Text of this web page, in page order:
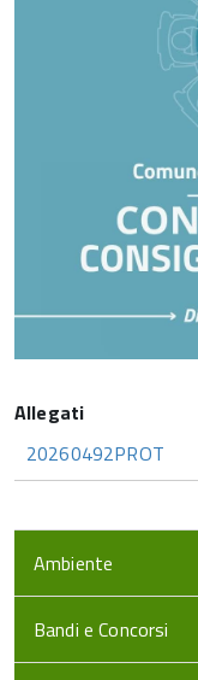
20260492PROT
Ambiente
Bandi e Concorsi